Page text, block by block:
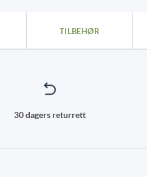
options
on
product
TILBEHØR
30 dagers returrett